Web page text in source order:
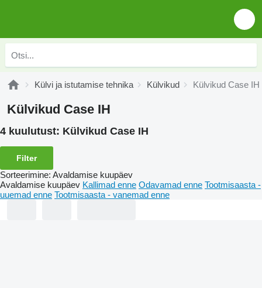
Külvi ja istutamise tehnika Külvikud Külvikud Case IH
Külvikud Case IH
4 kuulutust: Külvikud Case IH
Filter
Sorteerimine: Avaldamise kuupäev
Avaldamise kuupäev Kallimad enne Odavamad enne Tootmisaasta -
uuemad enne Tootmisaasta - vanemad enne